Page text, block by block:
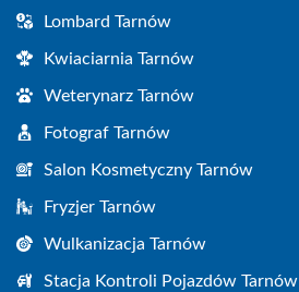
Lombard Tarnów
Kwiaciarnia Tarnów
Weterynarz Tarnów
Fotograf Tarnów
Salon Kosmetyczny Tarnów
Fryzjer Tarnów
Wulkanizacja Tarnów
Stacja Kontroli Pojazdów Tarnów